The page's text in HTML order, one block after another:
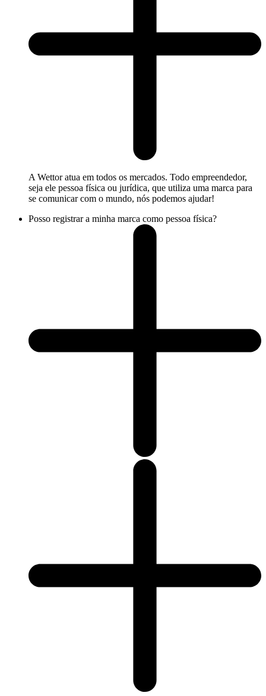
A Wettor atua em todos os mercados. Todo empreendedor,
seja ele pessoa física ou jurídica, que utiliza uma marca para
se comunicar com o mundo, nós podemos ajudar!
Posso registrar a minha marca como pessoa física?